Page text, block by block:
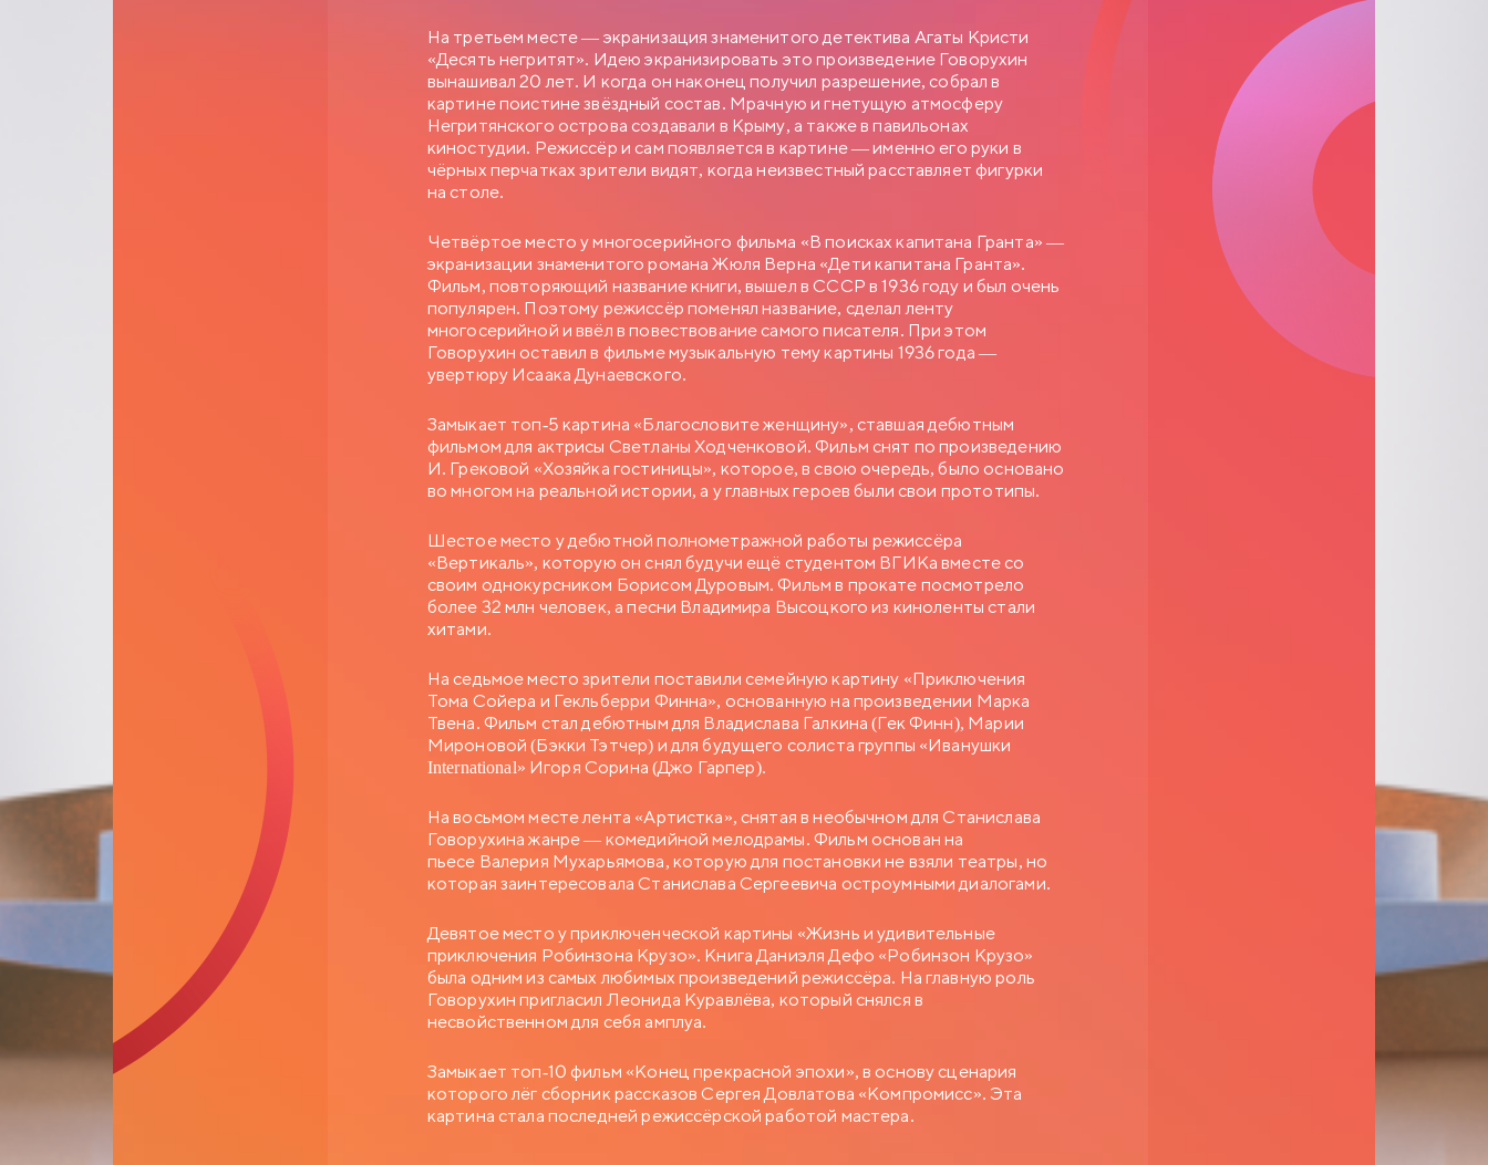
На третьем месте — экранизация знаменитого детектива Агаты Кристи
«Десять негритят». Идею экранизировать это произведение Говорухин
вынашивал 20 лет. И когда он наконец получил разрешение, собрал в
картине поистине звёздный состав. Мрачную и гнетущую атмосферу
Негритянского острова создавали в Крыму, а также в павильонах
киностудии. Режиссёр и сам появляется в картине — именно его руки в
чёрных перчатках зрители видят, когда неизвестный расставляет фигурки
на столе.
Четвёртое место у многосерийного фильма «В поисках капитана Гранта» —
экранизации знаменитого романа Жюля Верна «Дети капитана Гранта».
Фильм, повторяющий название книги, вышел в СССР в 1936 году и был очень
популярен. Поэтому режиссёр поменял название, сделал ленту
многосерийной и ввёл в повествование самого писателя. При этом
Говорухин оставил в фильме музыкальную тему картины 1936 года —
увертюру Исаака Дунаевского.
Замыкает топ-5 картина «Благословите женщину», ставшая дебютным
фильмом для актрисы Светланы Ходченковой. Фильм снят по произведению
И. Грековой «Хозяйка гостиницы», которое, в свою очередь, было основано
во многом на реальной истории, а у главных героев были свои прототипы.
Шестое место у дебютной полнометражной работы режиссёра
«Вертикаль», которую он снял будучи ещё студентом ВГИКа вместе со
своим однокурсником Борисом Дуровым. Фильм в прокате посмотрело
более 32 млн человек, а песни Владимира Высоцкого из киноленты стали
хитами.
На седьмое место зрители поставили семейную картину «Приключения
Тома Сойера и Гекльберри Финна», основанную на произведении Марка
Твена. Фильм стал дебютным для Владислава Галкина (Гек Финн), Марии
Мироновой (Бэкки Тэтчер) и для будущего солиста группы «Иванушки
International» Игоря Сорина (Джо Гарпер).
На восьмом месте лента «Артистка», снятая в необычном для Станислава
Говорухина жанре — комедийной мелодрамы. Фильм основан на
пьесе Валерия Мухарьямова, которую для постановки не взяли театры, но
которая заинтересовала Станислава Сергеевича остроумными диалогами.
Девятое место у приключенческой картины «Жизнь и удивительные
приключения Робинзона Крузо». Книга Даниэля Дефо «Робинзон Крузо»
была одним из самых любимых произведений режиссёра. На главную роль
Говорухин пригласил Леонида Куравлёва, который снялся в
несвойственном для себя амплуа.
Замыкает топ-10 фильм «Конец прекрасной эпохи», в основу сценария
которого лёг сборник рассказов Сергея Довлатова «Компромисс». Эта
картина стала последней режиссёрской работой мастера.